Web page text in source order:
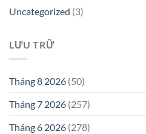
Uncategorized (3)
LƯU TRỮ
Tháng 8 2026 (50)
Tháng 7 2026 (257)
Tháng 6 2026 (278)